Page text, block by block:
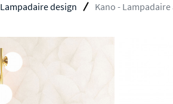
Lampadaire design Kano -